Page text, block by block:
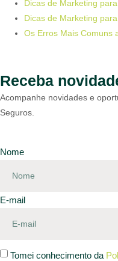
Dicas de Marketing
Dicas de Marketing
Os Erros Mais Comuns
Receba
Acompanhe novidades e
Seguros.
Nome
E-mail
Tomei conhecimento da